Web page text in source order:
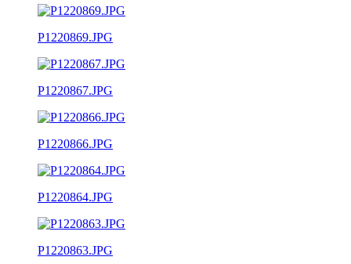
P1220869.JPG
P1220867.JPG
P1220866.JPG
P1220864.JPG
P1220863.JPG